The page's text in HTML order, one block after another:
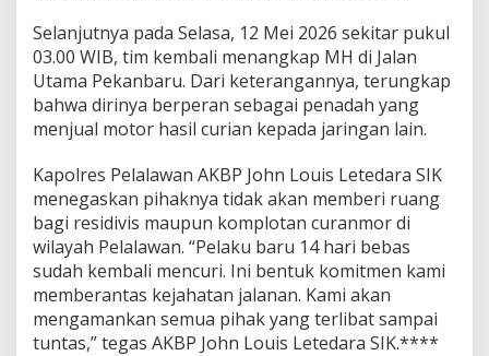
Selanjutnya pada Selasa, 12 Mei 2026 sekitar pukul
03.00 WIB, tim kembali menangkap MH di Jalan
Utama Pekanbaru. Dari keterangannya, terungkap
bahwa dirinya berperan sebagai penadah yang
menjual motor hasil curian kepada jaringan lain.
Kapolres Pelalawan AKBP John Louis Letedara SIK
menegaskan pihaknya tidak akan memberi ruang
bagi residivis maupun komplotan curanmor di
wilayah Pelalawan. “Pelaku baru 14 hari bebas
sudah kembali mencuri. Ini bentuk komitmen kami
memberantas kejahatan jalanan. Kami akan
mengamankan semua pihak yang terlibat sampai
tuntas,” tegas AKBP John Louis Letedara SIK.****